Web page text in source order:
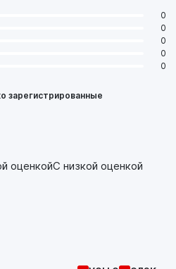
0
0
0
0
0
зарегистрированные
оценкойС низкой оценкой